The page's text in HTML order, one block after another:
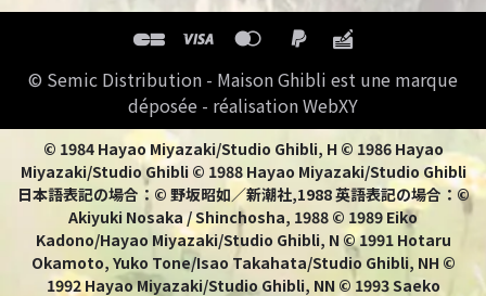
© Semic Distribution - Maison Ghibli est une marque
déposée - réalisation WebXY
© 1984 Hayao Miyazaki/Studio Ghibli, H © 1986 Hayao
Miyazaki/Studio Ghibli © 1988 Hayao Miyazaki/Studio Ghibli
日本語表記の場合：© 野坂昭如／新潮社,1988 英語表記の場合：©
Akiyuki Nosaka / Shinchosha, 1988 © 1989 Eiko
Kadono/Hayao Miyazaki/Studio Ghibli, N © 1991 Hotaru
Okamoto, Yuko Tone/Isao Takahata/Studio Ghibli, NH ©
1992 Hayao Miyazaki/Studio Ghibli, NN © 1993 Saeko